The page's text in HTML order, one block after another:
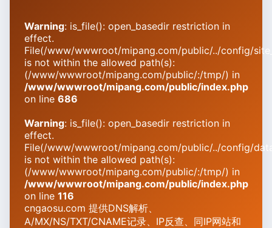
Warning: is_file(): open_basedir restriction in
effect.
File(/www/wwwroot/mipang.com/public/../config/
is not within the allowed path(s):
(/www/wwwroot/mipang.com/public/:/tmp/) in
/www/wwwroot/mipang.com/public/index.php
on line 686
Warning: is_file(): open_basedir restriction in
effect.
File(/www/wwwroot/mipang.com/public/../config/
is not within the allowed path(s):
(/www/wwwroot/mipang.com/public/:/tmp/) in
/www/wwwroot/mipang.com/public/index.php
on line 116
cngaosu.com 提供DNS解析、
A/MX/NS/TXT/CNAME记录、IP反查、同IP网站和